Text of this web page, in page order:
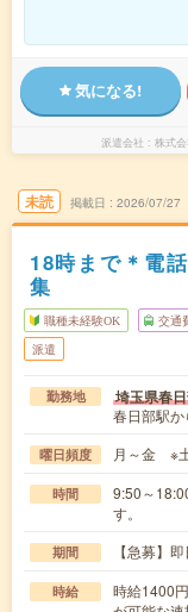
気になる!
派遣会社 株式
未読 掲載日 2026/07/27
18時まで＊電
集
職種未経験OK 交通
派遣
勤務地 埼玉県春
春日部駅
曜日頻度 月～金 ※
時間
9:50～
す。
期間 【急募】
時給
時給1400